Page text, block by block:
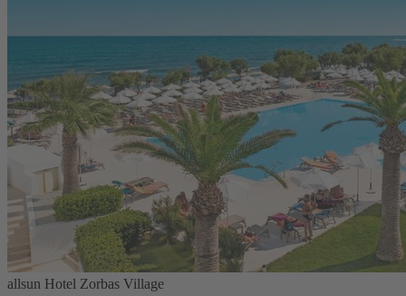
allsun Hotel Zorbas Village